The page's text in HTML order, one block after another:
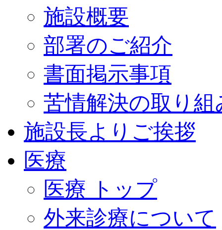
施設概要
部署のご紹介
書面掲示事項
苦情解決の取り組
施設長よりご挨拶
医療
医療 トップ
外来診療について